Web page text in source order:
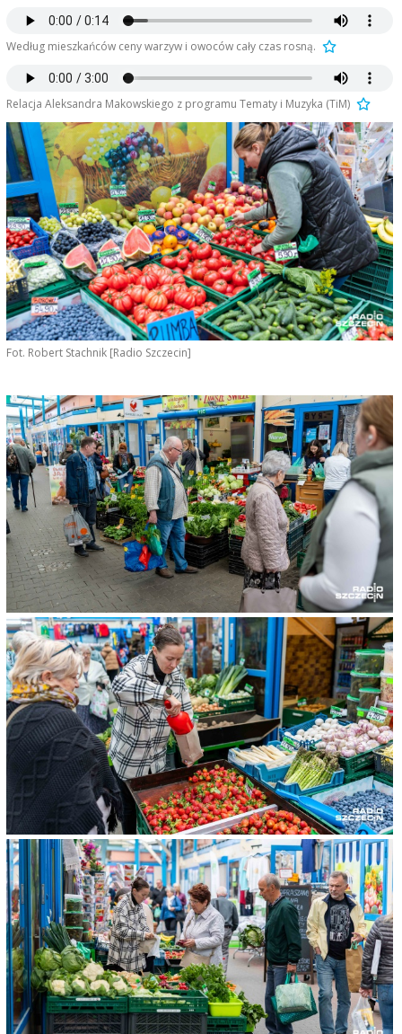
Według mieszkańców ceny warzyw i owoców cały czas rosną.
Relacja Aleksandra Makowskiego z programu Tematy i Muzyka (TiM)
Fot. Robert Stachnik [Radio Szczecin]